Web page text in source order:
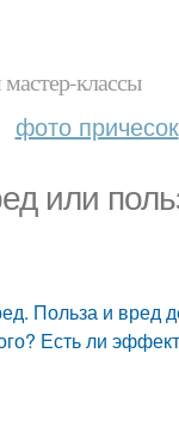
классы
фото причесок
или
Польза и вред
Есть ли